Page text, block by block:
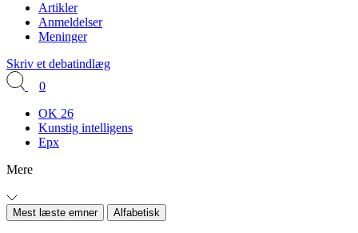
Artikler
Anmeldelser
Meninger
Skriv et debatindlæg
0
OK 26
Kunstig intelligens
Epx
Mere
Mest læste emner Alfabetisk